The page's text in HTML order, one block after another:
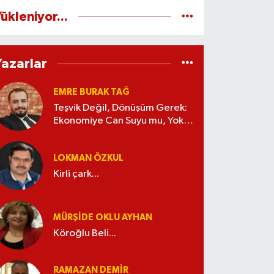
EMRE BURAK TAĞ
Teşvik Değil, Dönüşüm Gerek:
Ekonomiye Can Suyu mu, Yoksa
LOKMAN ÖZKUL
Kirli çark...
MÜRŞIDE OKLU AYHAN
Köroğlu Beli...
RAMAZAN DEMİR